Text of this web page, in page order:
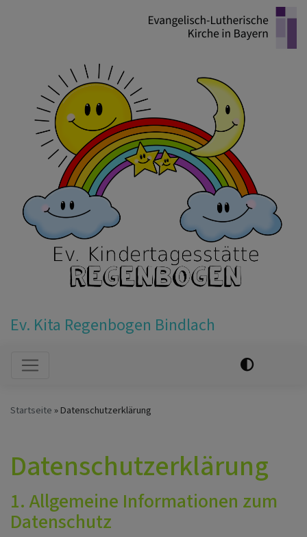
Ev. Kita Regenbogen Bindlach
Hauptnavigation
Startseite Datenschutzerklärung
Datenschutzerklärung
1. Allgemeine Informationen zum
Datenschutz